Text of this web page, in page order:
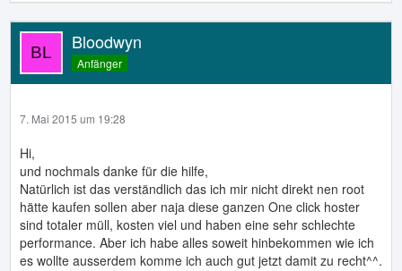
Bloodwyn
Anfänger
7. Mai 2015 um 19:28
Hi,
und nochmals danke für die hilfe,
Natürlich ist das verständlich das ich mir nicht direkt nen root
hätte kaufen sollen aber naja diese ganzen One click hoster
sind totaler müll, kosten viel und haben eine sehr schlechte
performance. Aber ich habe alles soweit hinbekommen wie ich
es wollte ausserdem komme ich auch gut jetzt damit zu recht^^.